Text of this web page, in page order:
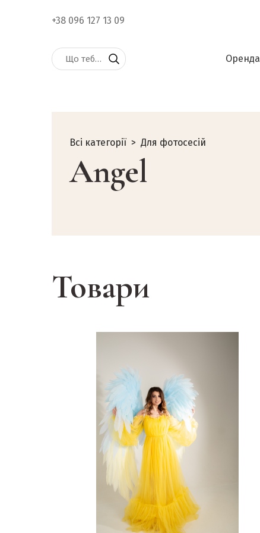
+38 096 127 13 09
Оренда
Всі категорії Для фотосесій
Angel
Товари